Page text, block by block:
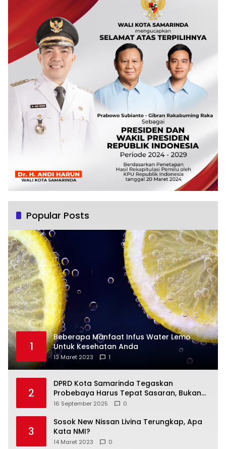
Popular Posts
1
Beberapa Manfaat Infus Water Lemo
Untuk Kesehatan Anda
13 Maret 2023 1
2
DPRD Kota Samarinda Tegaskan
Probebaya Harus Tepat Sasaran, Bukan
Hanya Infrastruktur Semata
16 September 2025 0
3
Sosok New Nissan Livina Terungkap, Apa
Kata NMI?
14 Maret 2023 0